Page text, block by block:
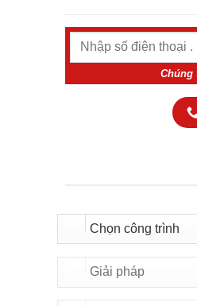
Chúng